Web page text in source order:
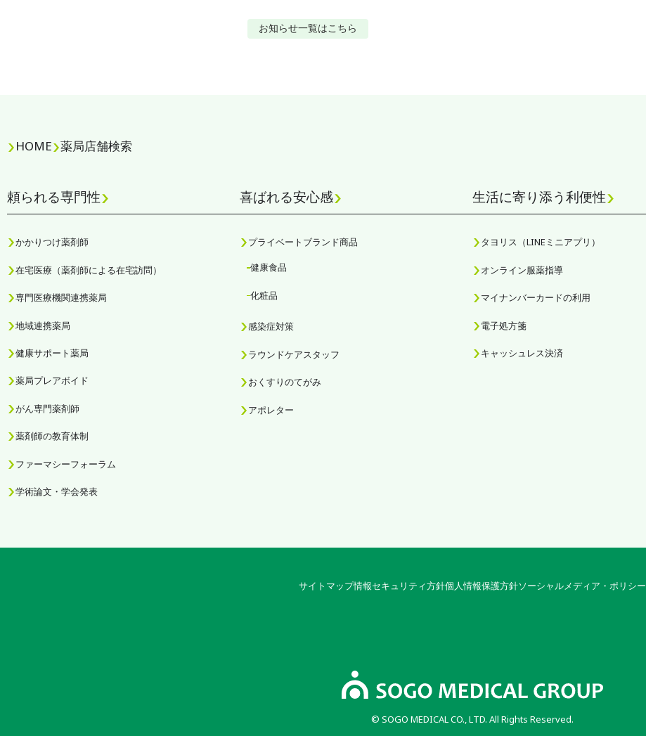
お知らせ一覧はこちら
HOME 薬局店舗検索
頼られる専門性
かかりつけ薬剤師
在宅医療（薬剤師による在宅訪問）
専門医療機関連携薬局
地域連携薬局
健康サポート薬局
薬局プレアボイド
がん専門薬剤師
薬剤師の教育体制
ファーマシーフォーラム
学術論文・学会発表
喜ばれる安心感
プライベートブランド商品
健康食品
化粧品
感染症対策
ラウンドケアスタッフ
おくすりのてがみ
アポレター
生活に寄り添う利便性
タヨリス（LINEミニアプリ）
オンライン服薬指導
マイナンバーカードの利用
電子処方箋
キャッシュレス決済
サイトマップ情報セキュリティ方針個人情報保護方針ソーシャルメディア・ポリシー
© SOGO MEDICAL CO., LTD. All Rights Reserved.